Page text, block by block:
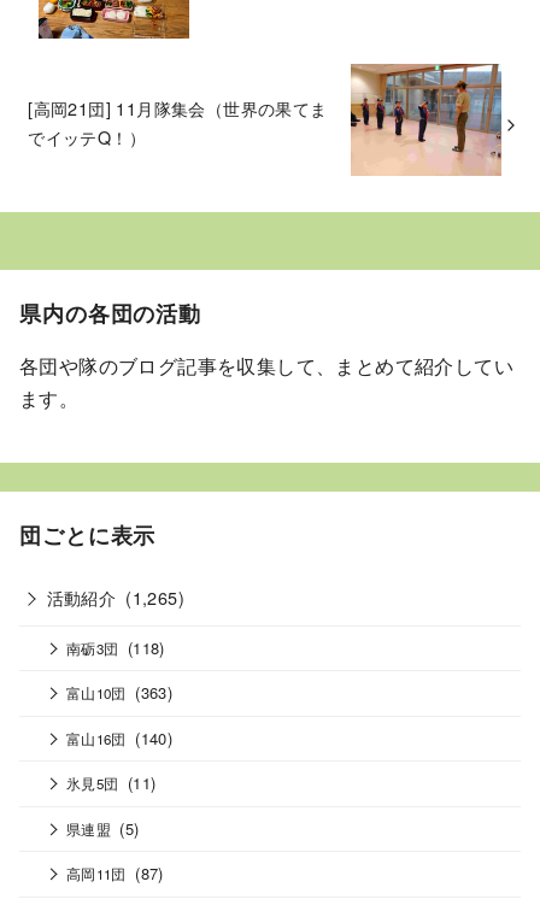
[高岡21団] 11月隊集会（世界の果てま
でイッテQ！）
県内の各団の活動
各団や隊のブログ記事を収集して、まとめて紹介してい
ます。
団ごとに表示
活動紹介 (1,265)
南砺3団 (118)
富山10団 (363)
富山16団 (140)
氷見5団 (11)
県連盟 (5)
高岡11団 (87)